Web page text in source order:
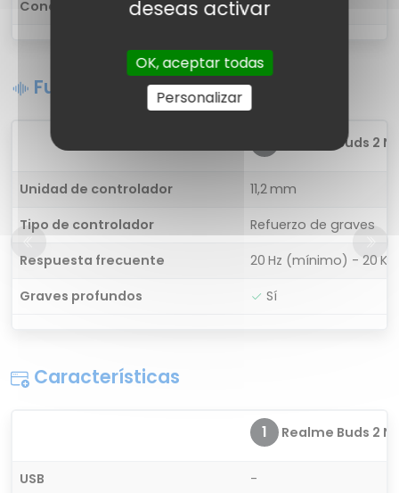
Conectividad cableado
Funciones de sonido
Realme Buds 2
Unidad de controlador
11,2 mm
Tipo de controlador
Refuerzo de graves
Respuesta frecuente
20 Hz (mínimo) - 20
Graves profundos
Sí
Características
1 Realme Buds 2
USB
-
deseas activar
OK, aceptar todas
Personalizar